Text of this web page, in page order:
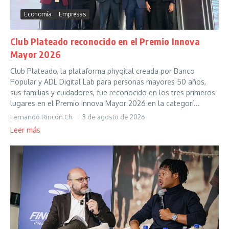
Economía Empresas
Club Plateado reconocido en el Premio Innova
Mayor 2026
Club Plateado, la plataforma phygital creada por Banco
Popular y ADL Digital Lab para personas mayores 50 años,
sus familias y cuidadores, fue reconocido en los tres primeros
lugares en el Premio Innova Mayor 2026 en la categorí...
Fernando Rincón Ch. 3 de agosto de 2026
Leer más